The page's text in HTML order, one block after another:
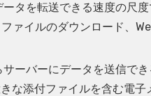
タを転送できる速度の尺
ァイルのダウンロード、
ーバーにデータを送信で
な添付ファイルを含む電